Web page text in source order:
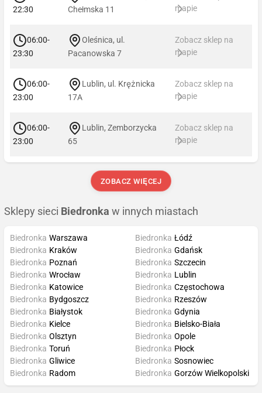
22:30
Chełmska 11
mapie
06:00-
23:30
Oleśnica, ul.
Pacanowska 7
Zobacz sklep na
mapie
06:00-
23:00
Lublin, ul. Krężnicka
17A
Zobacz sklep na
mapie
06:00-
23:00
Lublin, Zemborzycka
65
Zobacz sklep na
mapie
ZOBACZ WIĘCEJ
Sklepy sieci Biedronka w innych miastach
Biedronka Warszawa
Biedronka Kraków
Biedronka Poznań
Biedronka Wrocław
Biedronka Łódź
Biedronka Gdańsk
Biedronka Szczecin
Biedronka Lublin
Biedronka Katowice
Biedronka Bydgoszcz
Biedronka Białystok
Biedronka Kielce
Biedronka Częstochowa
Biedronka Rzeszów
Biedronka Gdynia
Biedronka Bielsko-Biała
Biedronka Olsztyn
Biedronka Toruń
Biedronka Gliwice
Biedronka Radom
Biedronka Opole
Biedronka Płock
Biedronka Sosnowiec
Biedronka Gorzów Wielkopolski